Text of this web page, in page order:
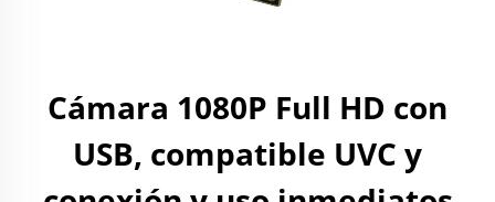
Cámara 1080P Full HD con
USB, compatible UVC y